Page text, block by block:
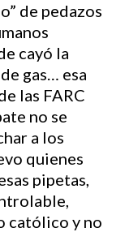
de pedazos
cayó la
gas… esa
las FARC
no se
a los
quienes
pipetas,
católico y no